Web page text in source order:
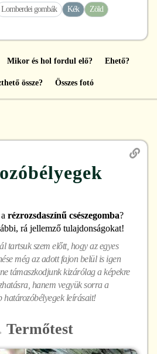
Lomberdei gombák Kék
Zöld
Mikor és hol fordul elő? Ehető?
össze? Összes fotó
a rézrozsdaszínű csészegomba?
rá jellemző tulajdonságokat!
tartsuk szem előtt, hogy az egyes
még az adott fajon belül is igen
támaszkodjunk kizárólag a képekre
hanem vegyük sorra a
határozóbélyegek leírásait!
Termőtest